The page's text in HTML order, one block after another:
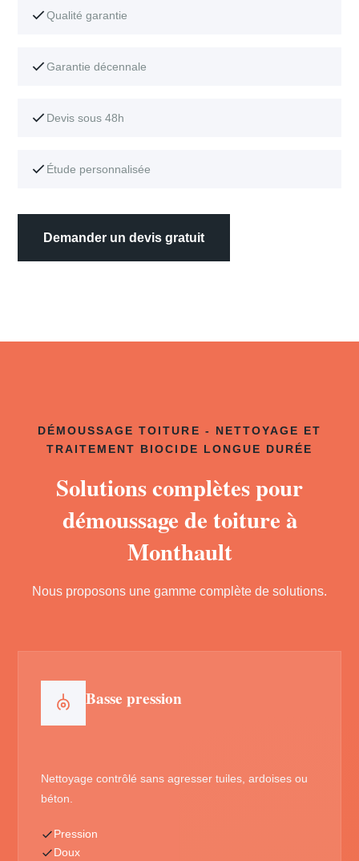
Qualité garantie
Garantie décennale
Devis sous 48h
Étude personnalisée
Demander un devis gratuit
DÉMOUSSAGE TOITURE - NETTOYAGE ET
TRAITEMENT BIOCIDE LONGUE DURÉE
Solutions complètes pour
démoussage de toiture à
Monthault
Nous proposons une gamme complète de solutions.
Basse pression
Nettoyage contrôlé sans agresser tuiles, ardoises ou
béton.
Pression
Doux